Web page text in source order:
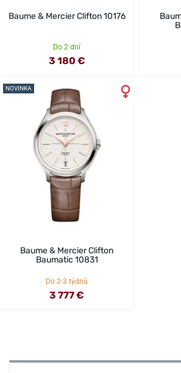
Baume & Mercier Clifton 10176
Do 2 dní
3 180 €
NOVINKA
Baume & Mercier Clifton
Baumatic 10831
Do 2-3 týdnů
3 777 €